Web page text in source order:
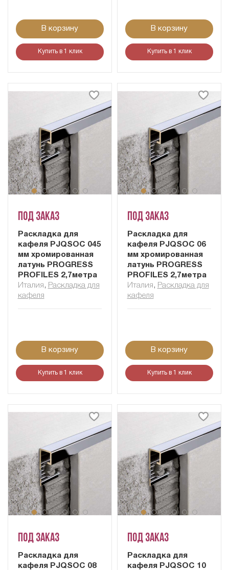
В корзину
Купить в 1 клик
В корзину
Купить в 1 клик
Под заказ
Раскладка для
кафеля PJQSOC 045
мм хромированная
латунь PROGRESS
PROFILES 2,7метра
Италия , Раскладка для
кафеля
В корзину
Купить в 1 клик
Под заказ
Раскладка для
кафеля PJQSOC 06
мм хромированная
латунь PROGRESS
PROFILES 2,7метра
Италия , Раскладка для
кафеля
В корзину
Купить в 1 клик
Под заказ
Раскладка для
кафеля PJQSOC 08
Под заказ
Раскладка для
кафеля PJQSOC 10